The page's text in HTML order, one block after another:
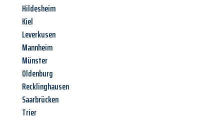
Hildesheim
Kiel
Leverkusen
Mannheim
Münster
Oldenburg
Recklinghausen
Saarbrücken
Trier